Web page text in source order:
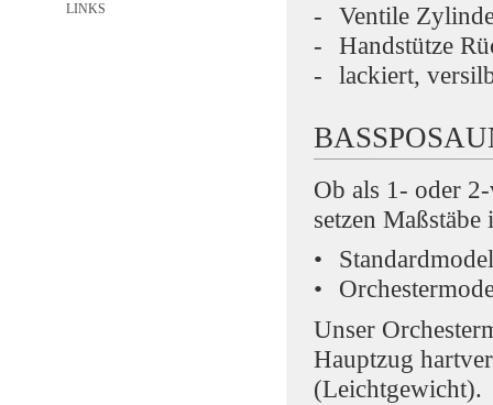
LINKS
Ventile
Handstütze
lackiert,
Ob als 1- oder
setzen
Unser
Hauptzug
(Leichtgewicht).